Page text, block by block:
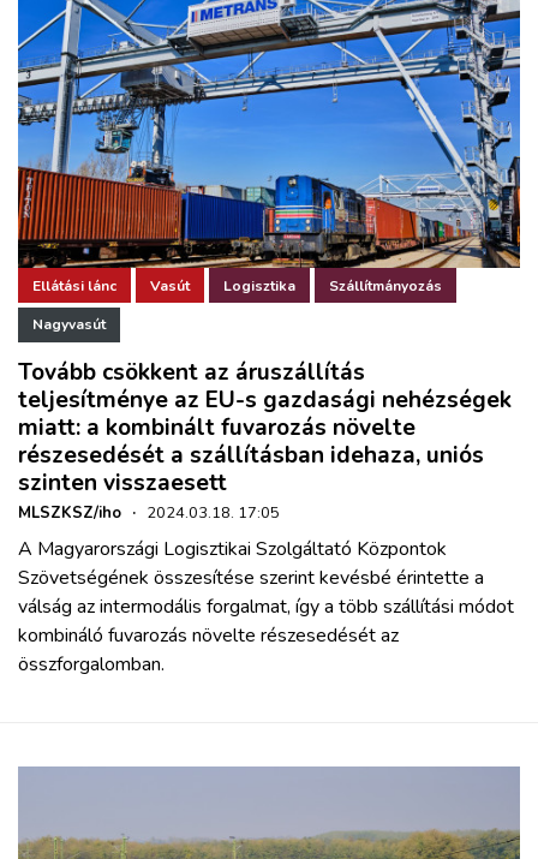
Ellátási lánc Vasút Logisztika Szállítmányozás
Nagyvasút
Tovább csökkent az áruszállítás
teljesítménye az EU-s gazdasági nehézségek
miatt: a kombinált fuvarozás növelte
részesedését a szállításban idehaza, uniós
szinten visszaesett
MLSZKSZ/iho · 2024.03.18. 17:05
A Magyarországi Logisztikai Szolgáltató Központok
Szövetségének összesítése szerint kevésbé érintette a
válság az intermodális forgalmat, így a több szállítási módot
kombináló fuvarozás növelte részesedését az
összforgalomban.